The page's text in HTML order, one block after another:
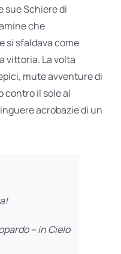
sue Schiere di
che
si sfaldava come
vittoria. La volta
mute avventure di
contro il sole al
acrobazie di un
– in Cielo